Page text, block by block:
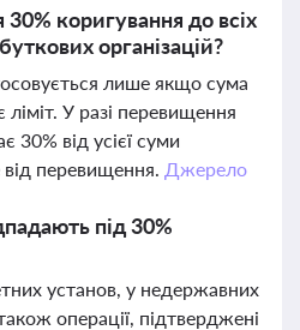
30% коригування до всіх
організацій?
лише якщо сума
У разі перевищення
30% від усієї суми
перевищення. Джерело
під 30%
установ, у недержавних
операції, підтверджені